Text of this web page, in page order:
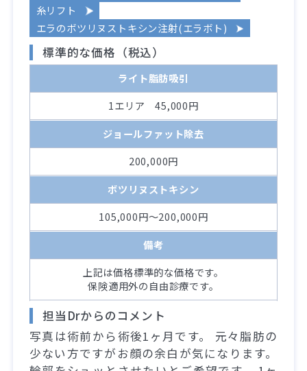
糸リフト
エラのボツリヌストキシン注射(エラボト)
標準的な価格（税込）
ライト脂肪吸引
1エリア 45,000円
ジョールファット除去
200,000円
ボツリヌストキシン
105,000円～200,000円
備考
上記は価格標準的な価格です。
保険適用外の自由診療です。
担当Drからのコメント
写真は術前から術後1ヶ月です。 元々脂肪の
少ない方ですがお顔の余白が気になります。